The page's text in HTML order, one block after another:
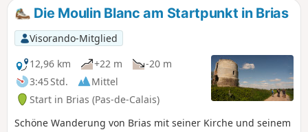
Die Moulin Blanc am Startpunkt in Brias
Visorando-Mitglied
12,96 km
+22 m
-20 m
3:45 Std.
Mittel
Start in Brias (Pas-de-Calais)
Schöne Wanderung von Brias mit seiner Kirche und seinem